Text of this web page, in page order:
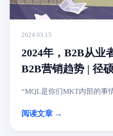
2024.03.15
2024年，B2B从业
B2B营销趋势 | 径
“MQL是你们MKT内部的事
阅读文章 →